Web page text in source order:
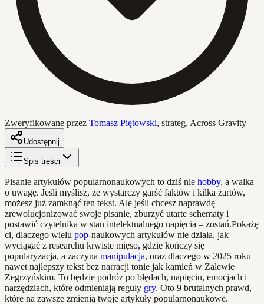
Zweryfikowane przez Tomasz Piętowski, strateg, Across Gravity
Udostępnij
Spis treści
Pisanie artykułów popularnonaukowych to dziś nie hobby, a walka
o uwagę. Jeśli myślisz, że wystarczy garść faktów i kilka żartów,
możesz już zamknąć ten tekst. Ale jeśli chcesz naprawdę
zrewolucjonizować swoje pisanie, zburzyć utarte schematy i
postawić czytelnika w stan intelektualnego napięcia – zostań.Pokażę
ci, dlaczego wielu pop-naukowych artykułów nie działa, jak
wyciągać z researchu krwiste mięso, gdzie kończy się
popularyzacja, a zaczyna manipulacja, oraz dlaczego w 2025 roku
nawet najlepszy tekst bez narracji tonie jak kamień w Zalewie
Zegrzyńskim. To będzie podróż po błędach, napięciu, emocjach i
narzędziach, które odmieniają reguły gry. Oto 9 brutalnych prawd,
które na zawsze zmienią twoje artykuły popularnonaukowe.